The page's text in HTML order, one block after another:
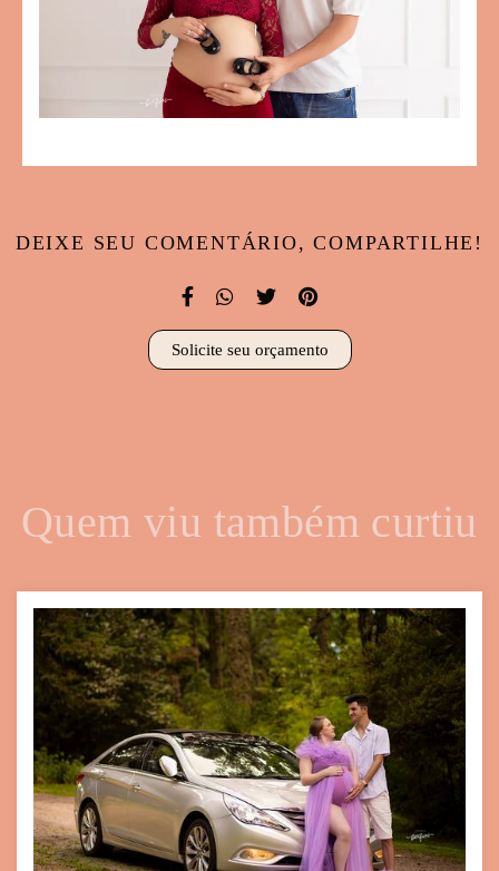
DEIXE SEU COMENTÁRIO, COMPARTILHE!
Solicite seu orçamento
Quem viu também curtiu